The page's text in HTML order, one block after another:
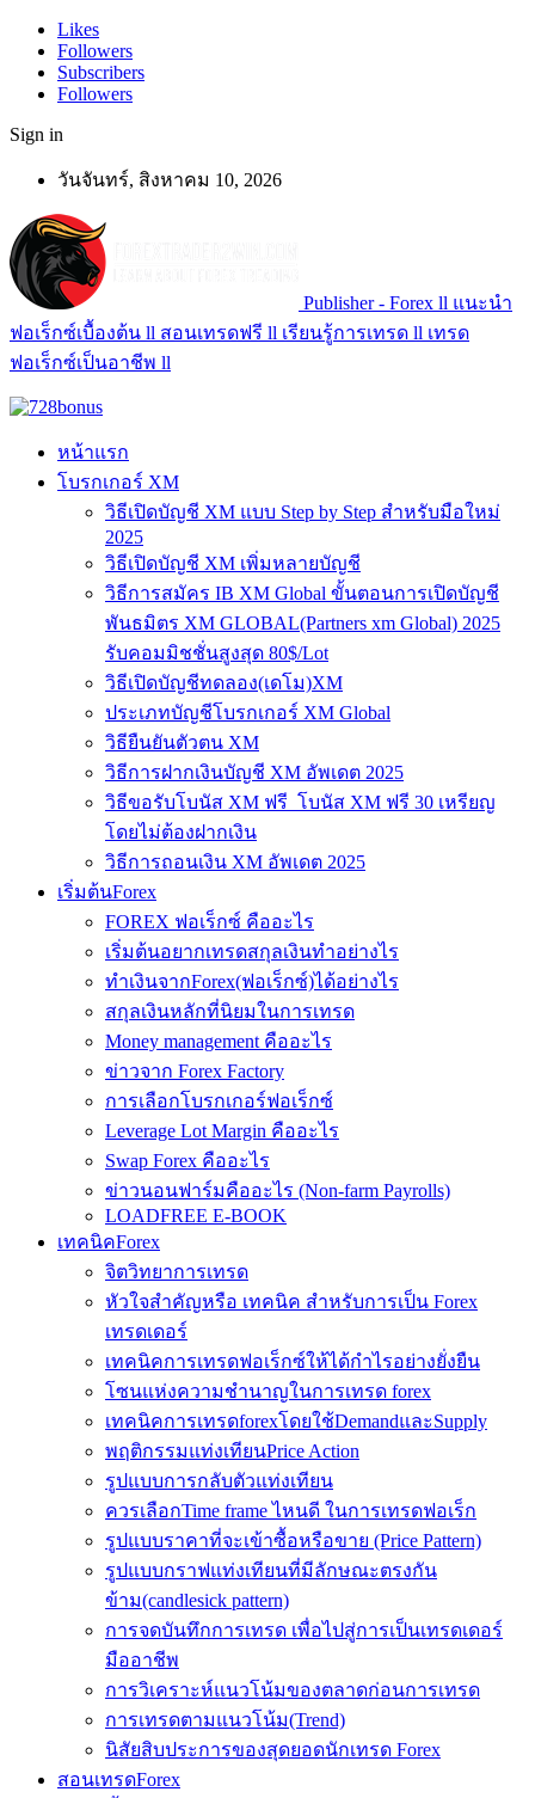
Likes
Followers
Subscribers
Followers
Sign in
วันจันทร์, สิงหาคม 10, 2026
Publisher - Forex ll แนะนำ
ฟอเร็กซ์เบื้องต้น ll สอนเทรดฟรี ll เรียนรู้การเทรด ll เทรด
ฟอเร็กซ์เป็นอาชีพ ll
หน้าแรก
โบรกเกอร์ XM
วิธีเปิดบัญชี XM แบบ Step by Step สำหรับมือใหม่
2025
วิธีเปิดบัญชี XM เพิ่มหลายบัญชี
วิธีการสมัคร IB XM Global ขั้นตอนการเปิดบัญชี
พันธมิตร XM GLOBAL(Partners xm Global) 2025
รับคอมมิชชั่นสูงสุด 80$/Lot
วิธีเปิดบัญชีทดลอง(เดโม)XM
ประเภทบัญชีโบรกเกอร์ XM Global
วิธียืนยันตัวตน XM
วิธีการฝากเงินบัญชี XM อัพเดต 2025
วิธีขอรับโบนัส XM ฟรี โบนัส XM ฟรี 30 เหรียญ
โดยไม่ต้องฝากเงิน
วิธีการถอนเงิน XM อัพเดต 2025
เริ่มต้นForex
FOREX ฟอเร็กซ์ คืออะไร
เริ่มต้นอยากเทรดสกุลเงินทำอย่างไร
ทำเงินจากForex(ฟอเร็กซ์)ได้อย่างไร
สกุลเงินหลักที่นิยมในการเทรด
Money management คืออะไร
ข่าวจาก Forex Factory
การเลือกโบรกเกอร์ฟอเร็กซ์
Leverage Lot Margin คืออะไร
Swap Forex คืออะไร
ข่าวนอนฟาร์มคืออะไร (Non-farm Payrolls)
LOADFREE E-BOOK
เทคนิคForex
จิตวิทยาการเทรด
หัวใจสำคัญหรือ เทคนิค สำหรับการเป็น Forex
เทรดเดอร์
เทคนิคการเทรดฟอเร็กซ์ให้ได้กำไรอย่างยั่งยืน
โซนแห่งความชำนาญในการเทรด forex
เทคนิคการเทรดforexโดยใช้DemandและSupply
พฤติกรรมแท่งเทียนPrice Action
รูปแบบการกลับตัวแท่งเทียน
ควรเลือกTime frame ไหนดี ในการเทรดฟอเร็ก
รูปแบบราคาที่จะเข้าซื้อหรือขาย (Price Pattern)
รูปแบบกราฟแท่งเทียนที่มีลักษณะตรงกัน
ข้าม(candlesick pattern)
การจดบันทึกการเทรด เพื่อไปสู่การเป็นเทรดเดอร์
มืออาชีพ
การวิเคราะห์แนวโน้มของตลาดก่อนการเทรด
การเทรดตามแนวโน้ม(Trend)
นิสัยสิบประการของสุดยอดนักเทรด Forex
สอนเทรดForex